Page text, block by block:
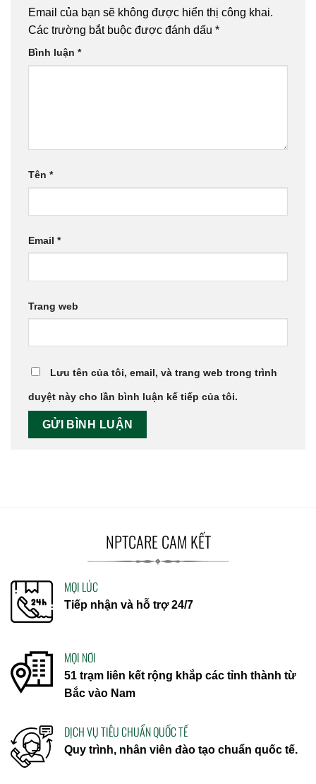
Email của bạn sẽ không được hiển thị công khai.
Các trường bắt buộc được đánh dấu *
Bình luận *
Tên *
Email *
Trang web
Lưu tên của tôi, email, và trang web trong trình
duyệt này cho lần bình luận kế tiếp của tôi.
NPTCARE CAM KẾT
MỌI LÚC
Tiếp nhận và hỗ trợ 24/7
MỌI NƠI
51 trạm liên kết rộng khắp các tỉnh thành từ
Bắc vào Nam
DỊCH VỤ TIÊU CHUẨN QUỐC TẾ
Quy trình, nhân viên đào tạo chuẩn quốc tế.